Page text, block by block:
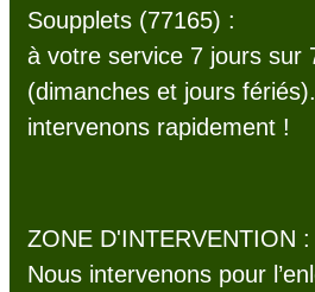
Soupplets (77165) :
à votre service 7 jours sur
(dimanches et jours
intervenons rapidement !
ZONE D'INTERVENTION :
Nous intervenons pour